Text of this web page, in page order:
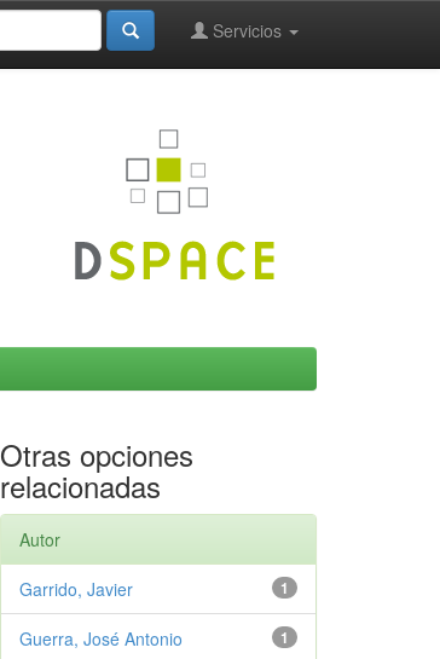
Servicios
Otras opciones
relacionadas
Autor
1
Garrido, Javier
1
Guerra, José Antonio